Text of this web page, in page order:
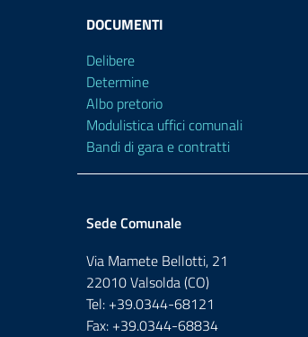
DOCUMENTI
Delibere
Determine
Albo pretorio
Modulistica uffici comunali
Bandi di gara e contratti
Sede Comunale
Via Mamete Bellotti, 21
22010 Valsolda (CO)
Tel: +39.0344-68121
Fax: +39.0344-68834